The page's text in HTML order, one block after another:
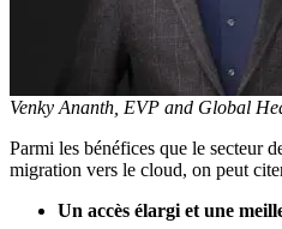
Venky Ananth, EVP and Global
Parmi les bénéfices que le secteur
migration vers le cloud, on peut
Un accès élargi et une